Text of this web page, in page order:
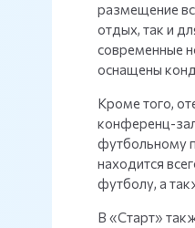
размещение
отдых, так и
современные
оснащены
Кроме того,
конференц-
футбольному
находится
футболу, а
В «Старт»